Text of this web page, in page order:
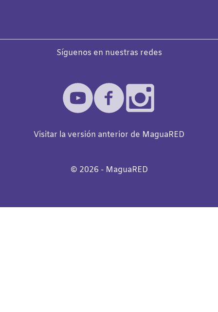
Síguenos en nuestras redes
Visitar la versión anterior de MaguaRED
©️ 2026 - MaguaRED